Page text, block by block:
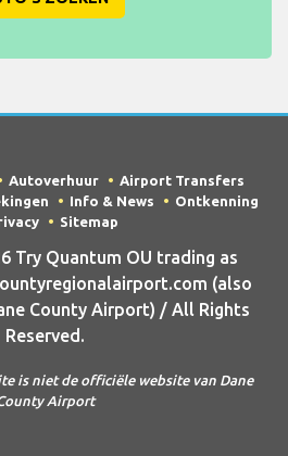
Autoverhuur
Airport Transfers
Info & News
Ontkenning
Sitemap
Try Quantum OU trading as
(also
County Airport) / All Rights
Reserved.
is niet de officiële website van Dane
Airport